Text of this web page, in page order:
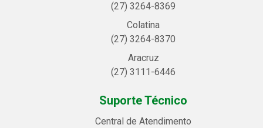
(27) 3264-8369
Colatina
(27) 3264-8370
Aracruz
(27) 3111-6446
Suporte Técnico
Central de Atendimento